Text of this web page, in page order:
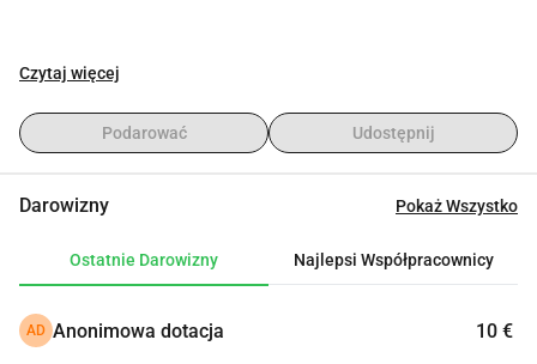
Czytaj więcej
Podarować Udostępnij
Darowizny Pokaż Wszystko
Ostatnie Darowizny Najlepsi Współpracownicy
AD Anonimowa dotacja 10 €